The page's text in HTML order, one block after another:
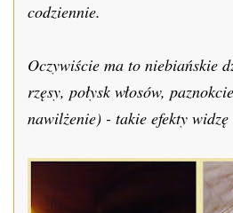
codziennie.
Oczywiście ma to niebiańskie
rzęsy, połysk włosów,
nawilżenie) - takie efekty widzę